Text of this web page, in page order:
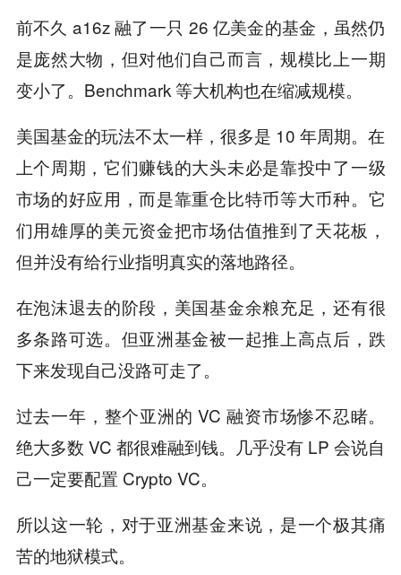
前不久 a16z 融了一只 26 亿美金的基金，虽然仍
是庞然大物，但对他们自己而言，规模比上一期
变小了。Benchmark 等大机构也在缩减规模。
美国基金的玩法不太一样，很多是 10 年周期。在
上个周期，它们赚钱的大头未必是靠投中了一级
市场的好应用，而是靠重仓比特币等大币种。它
们用雄厚的美元资金把市场估值推到了天花板，
但并没有给行业指明真实的落地路径。
在泡沫退去的阶段，美国基金余粮充足，还有很
多条路可选。但亚洲基金被一起推上高点后，跌
下来发现自己没路可走了。
过去一年，整个亚洲的 VC 融资市场惨不忍睹。
绝大多数 VC 都很难融到钱。几乎没有 LP 会说自
己一定要配置 Crypto VC。
所以这一轮，对于亚洲基金来说，是一个极其痛
苦的地狱模式。